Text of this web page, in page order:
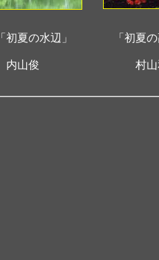
「初夏
村山
「初夏の水辺」
内山俊